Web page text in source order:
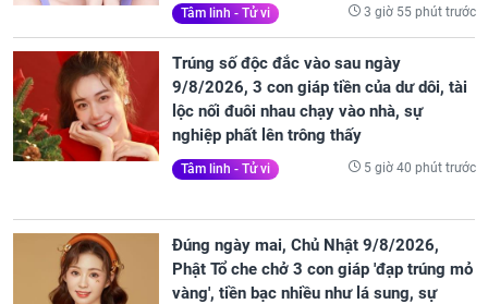
Tâm linh - Tử vi 3 giờ 55 phút trước
Trúng số độc đắc vào sau ngày
9/8/2026, 3 con giáp tiền của dư dôi, tài
lộc nối đuôi nhau chạy vào nhà, sự
nghiệp phất lên trông thấy
Tâm linh - Tử vi 5 giờ 40 phút trước
Đúng ngày mai, Chủ Nhật 9/8/2026,
Phật Tổ che chở 3 con giáp 'đạp trúng mỏ
vàng', tiền bạc nhiều như lá sung, sự